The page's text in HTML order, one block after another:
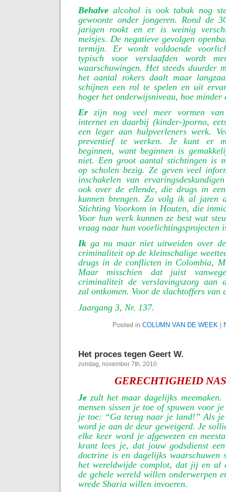
Behalve alcohol is ook tabak nog
gewoonte onder jongeren. Rond de
jarigen rookt en er is weinig
meisjes. De negatieve gevolgen
termijn. Er wordt voldoende
typisch voor verslaafden wordt
waarschuwingen. Het steeds duurder
het aantal rokers daalt maar
schijnen een rol te spelen en uit
hoger het onderwijsniveau, hoe minder
Er zijn nog veel meer vormen van
internet en daarbij (kinder-)porno,
een leger aan hulpverleners werk.
preventief te werken. Je kunt er
beginnen, want beginnen is
niet. Een groot aantal stichtingen is
op scholen bezig. Ze geven veel
inschakelen van
ook over de ellende, die drugs in een
kunnen brengen. Zo volg ik al jaren
Stichting Voorkom in Houten, die
Voor hun werk kunnen ze best wat
vraag naar hun voorlichtingsprojecten
Ik ga nu maar niet uitweiden over
criminaliteit op de kleinschalige
drugs in de conflicten in Colombia,
Maar misschien dat juist
criminaliteit de verslavingszorg aan
zal ontkomen. Voor de slachtoffers van
Jaargang 3, Nr. 137.
Posted in COLUMN VAN DE WEEK
Het proces tegen Geert W.
zondag, november 7th, 2010
GERECHTIGHEID
Je zult het maar dagelijks
mensen sissen je toe of spuwen voor
je toe: “Ga terug naar je land!” Als
word je aan de deur geweigerd. Je
elke keer word je afgewezen en
krant lees je, dat jouw godsdienst
doctrine is en dagelijks waarschuwen
het wereldwijde complot, dat jij en al
de gehele wereld willen onderwerpen
wrede Sharia willen invoeren.